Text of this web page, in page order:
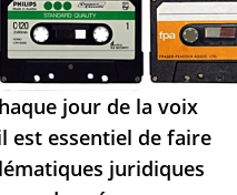
jour de la voix
est essentiel de faire
juridiques